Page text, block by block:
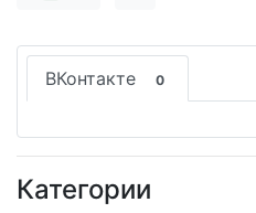
ВКонтакте 0
Категории